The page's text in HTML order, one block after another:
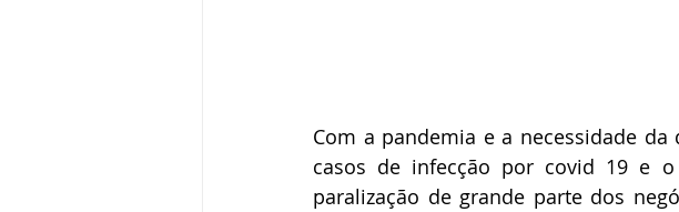
Com a pandemia e a necessidade
casos de infecção por covid 19 e
paralização de grande parte dos